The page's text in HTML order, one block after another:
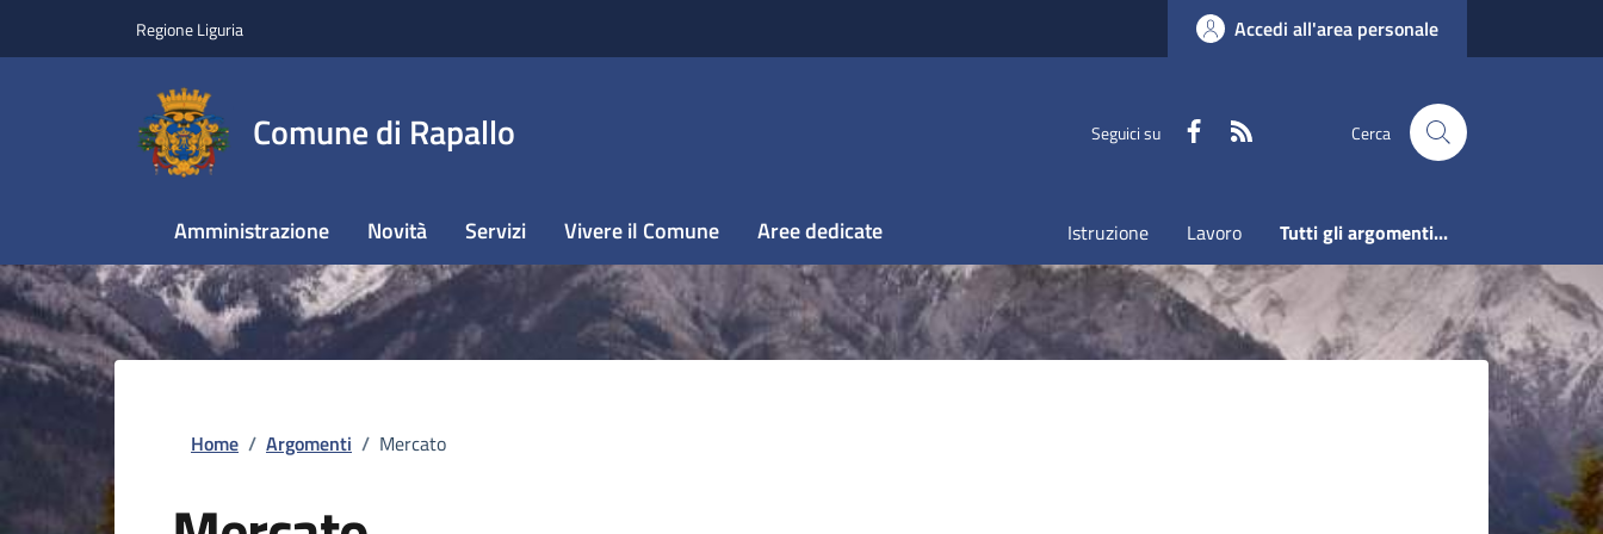
Regione Liguria Accedi all'area personale
Comune di Rapallo Seguici su Faceboook Cerca
Amministrazione Novità Servizi Vivere il Comune Aree dedicate Istruzione Lavoro Tutti gli argomenti...
Home / Argomenti / Mercato